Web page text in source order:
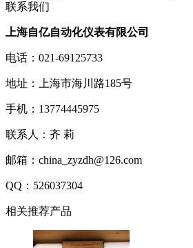
联系我们
上海自亿自动化仪表有限公司
电话： 021-69125733
地址： 上海市海川路185号
手机： 13774445975
联系人： 齐 莉
邮箱： china_zyzdh@126.com
QQ： 526037304
相关推荐产品